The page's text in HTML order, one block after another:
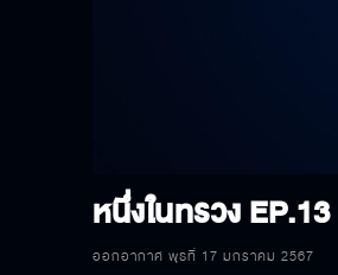
หนึ่งในทรวงEP.13
ออกอากาศ พุธที่ 17 มกราคม 2567